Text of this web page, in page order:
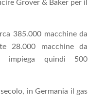
Grover & Baker per il
385.000 macchine da
28.000 macchine da
impiega quindi 500
in Germania il gas